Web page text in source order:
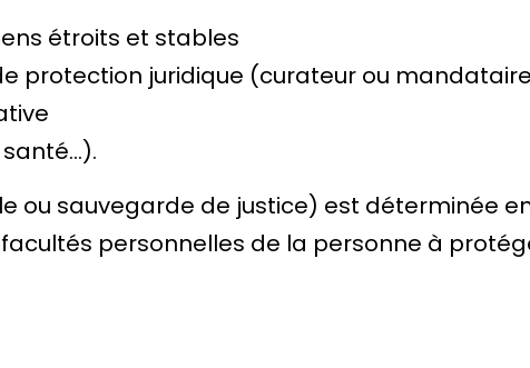
étroits et stables
protection juridique (curateur ou
ou sauvegarde de justice) est déterminée
personnelles de la personne à